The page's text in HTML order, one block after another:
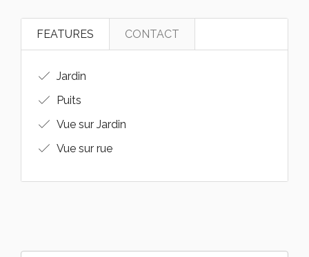
FEATURES CONTACT
Jardin
Puits
Vue sur Jardin
Vue sur rue